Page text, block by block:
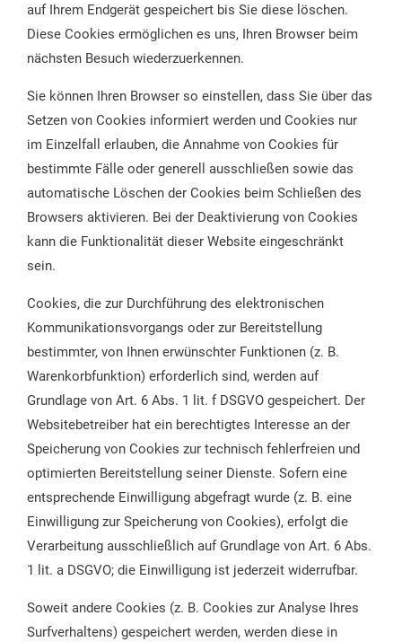
auf Ihrem Endgerät gespeichert bis Sie diese löschen.
Diese Cookies ermöglichen es uns, Ihren Browser beim
nächsten Besuch wiederzuerkennen.
Sie können Ihren Browser so einstellen, dass Sie über das
Setzen von Cookies informiert werden und Cookies nur
im Einzelfall erlauben, die Annahme von Cookies für
bestimmte Fälle oder generell ausschließen sowie das
automatische Löschen der Cookies beim Schließen des
Browsers aktivieren. Bei der Deaktivierung von Cookies
kann die Funktionalität dieser Website eingeschränkt
sein.
Cookies, die zur Durchführung des elektronischen
Kommunikationsvorgangs oder zur Bereitstellung
bestimmter, von Ihnen erwünschter Funktionen (z. B.
Warenkorbfunktion) erforderlich sind, werden auf
Grundlage von Art. 6 Abs. 1 lit. f DSGVO gespeichert. Der
Websitebetreiber hat ein berechtigtes Interesse an der
Speicherung von Cookies zur technisch fehlerfreien und
optimierten Bereitstellung seiner Dienste. Sofern eine
entsprechende Einwilligung abgefragt wurde (z. B. eine
Einwilligung zur Speicherung von Cookies), erfolgt die
Verarbeitung ausschließlich auf Grundlage von Art. 6 Abs.
1 lit. a DSGVO; die Einwilligung ist jederzeit widerrufbar.
Soweit andere Cookies (z. B. Cookies zur Analyse Ihres
Surfverhaltens) gespeichert werden, werden diese in